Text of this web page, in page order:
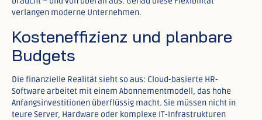
verlangen moderne Unternehmen.​
Kosteneffizienz und planbare
Budgets
Die finanzielle Realität sieht so aus: Cloud-basierte HR-
Software arbeitet mit einem Abonnementmodell, das hohe
Anfangsinvestitionen überflüssig macht. Sie müssen nicht in
teure Server, Hardware oder komplexe IT-Infrastrukturen